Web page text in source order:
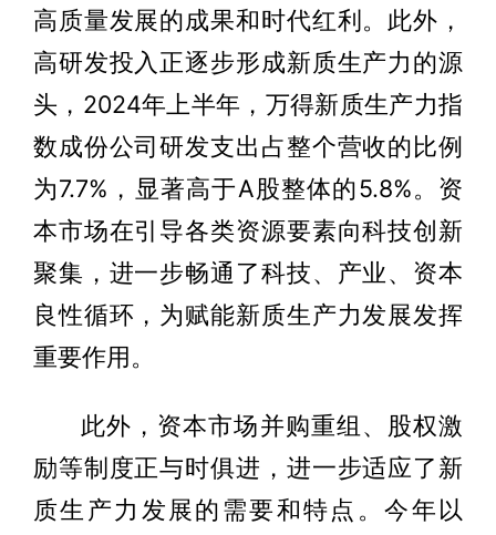
高质量发展的成果和时代红利。此外，
高研发投入正逐步形成新质生产力的源
头，2024年上半年，万得新质生产力指
数成份公司研发支出占整个营收的比例
为7.7%，显著高于A股整体的5.8%。资
本市场在引导各类资源要素向科技创新
聚集，进一步畅通了科技、产业、资本
良性循环，为赋能新质生产力发展发挥
重要作用。
此外，资本市场并购重组、股权激
励等制度正与时俱进，进一步适应了新
质生产力发展的需要和特点。今年以